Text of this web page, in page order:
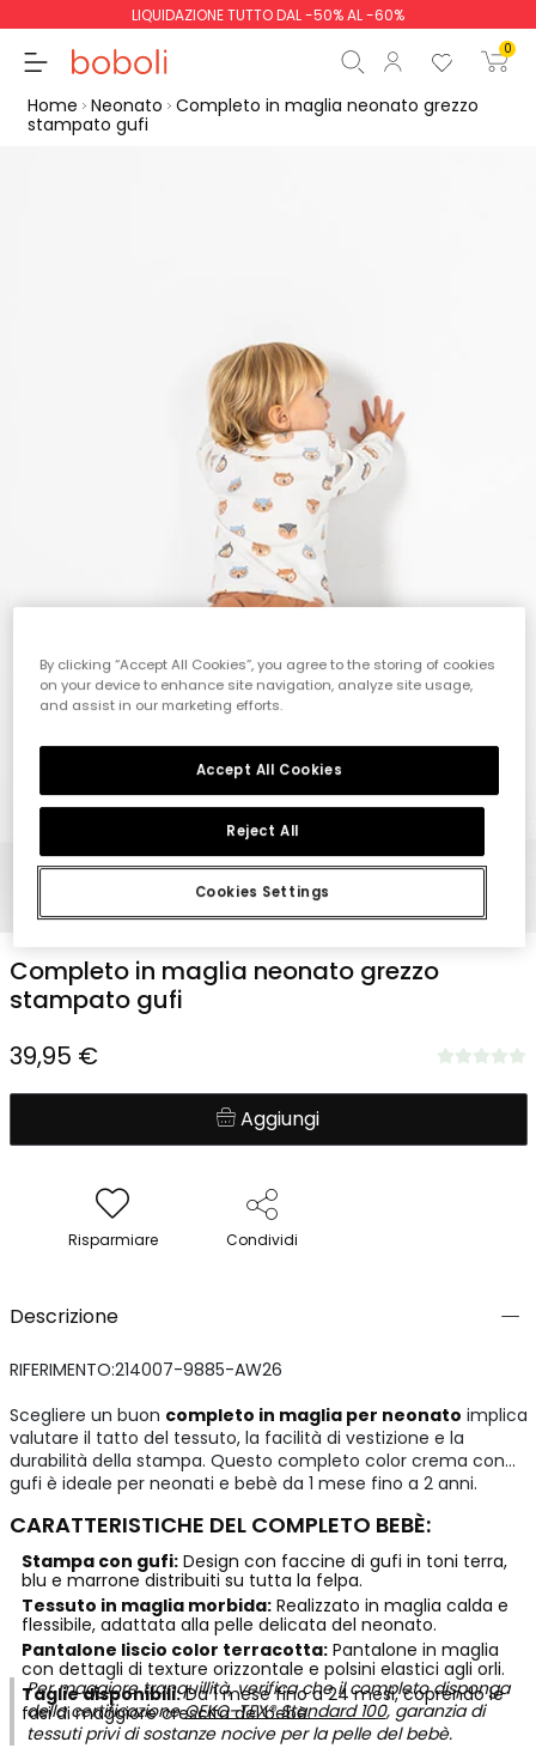
LIQUIDAZIONE TUTTO DAL -50% AL -60%
0
Home Neonato Completo in maglia neonato grezzo
stampato gufi
3 4 5 6
Completo in maglia neonato grezzo
stampato gufi
39,95 €
Aggiungi
Risparmiare Condividi
Descrizione
RIFERIMENTO:214007-9885-AW26
Scegliere un buon completo in maglia per neonato implica
valutare il tatto del tessuto, la facilità di vestizione e la
durabilità della stampa. Questo completo color crema con
gufi è ideale per neonati e bebè da 1 mese fino a 2 anni.
CARATTERISTICHE DEL COMPLETO BEBÈ:
Stampa con gufi:Design con faccine di gufi in toni terra,
blu e marrone distribuiti su tutta la felpa.
Tessuto in maglia morbida:Realizzato in maglia calda e
flessibile, adattata alla pelle delicata del neonato.
Pantalone liscio color terracotta:Pantalone in maglia
con dettagli di texture orizzontale e polsini elastici agli orli.
Taglie disponibili:Da 1 mese fino a 24 mesi, coprendo le
fasi di maggiore crescita del bebè.
Per maggiore tranquillità, verifica che il completo disponga
della certificazioneOEKO-TEX® Standard 100, garanzia di
tessuti privi di sostanze nocive per la pelle del bebè.
By clicking “Accept All Cookies”, you agree to the storing of cookies
on your device to enhance site navigation, analyze site usage,
and assist in our marketing efforts.
Cookies Settings
Reject All
Accept All Cookies